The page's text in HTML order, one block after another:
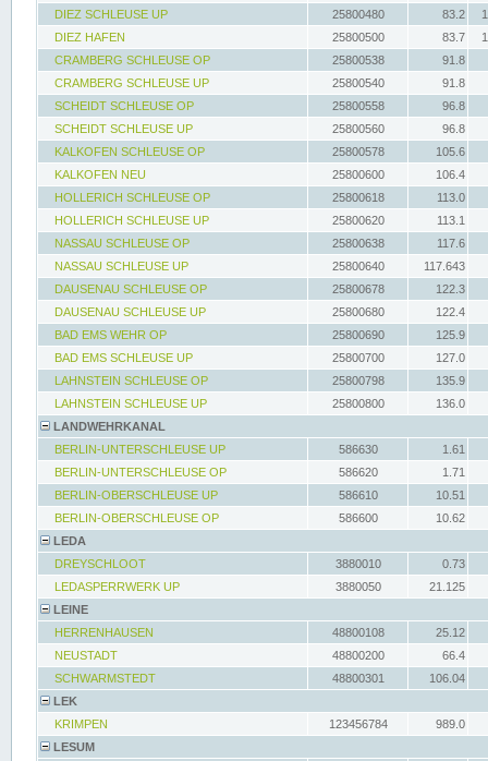
DIEZ SCHLEUSE UP
25800480 83.2
DIEZ HAFEN
25800500 83.7
CRAMBERG SCHLEUSE OP
25800538
91.8
CRAMBERG SCHLEUSE UP
25800540
91.8
SCHEIDT SCHLEUSE OP
25800558
96.8
SCHEIDT SCHLEUSE UP
25800560
96.8
KALKOFEN SCHLEUSE OP
25800578
105.6
KALKOFEN NEU
25800600
106.4
HOLLERICH SCHLEUSE OP
25800618
113.0
HOLLERICH SCHLEUSE UP
25800620
113.1
NASSAU SCHLEUSE OP
25800638
117.6
NASSAU SCHLEUSE UP
25800640
117.643
DAUSENAU SCHLEUSE OP
25800678
122.3
DAUSENAU SCHLEUSE UP
25800680
122.4
BAD EMS WEHR OP
25800690
125.9
BAD EMS SCHLEUSE UP
25800700
127.0
LAHNSTEIN SCHLEUSE OP
25800798
135.9
LAHNSTEIN SCHLEUSE UP
25800800
136.0
LANDWEHRKANAL
BERLIN-UNTERSCHLEUSE UP
586630
1.61
BERLIN-UNTERSCHLEUSE OP
586620
1.71
BERLIN-OBERSCHLEUSE UP
586610
10.51
BERLIN-OBERSCHLEUSE OP
586600
10.62
LEDA
DREYSCHLOOT
3880010
0.73
LEDASPERRWERK UP
3880050
21.125
LEINE
HERRENHAUSEN
48800108
25.12
NEUSTADT
48800200
66.4
SCHWARMSTEDT
48800301
106.04
LEK
KRIMPEN
123456784
989.0
LESUM